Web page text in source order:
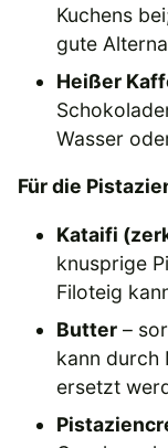
Kuchens
gute
Heißer
Wasser
Für die
Kataifi
knusprige
Filoteig
Butter –
kann durch
ersetzt